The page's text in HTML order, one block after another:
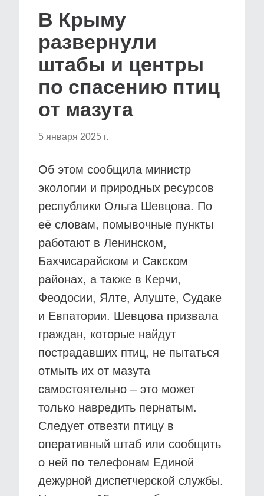
В Крыму
развернули
штабы и центры
по спасению птиц
от мазута
5 января 2025 г.
Об этом сообщила министр
экологии и природных ресурсов
республики Ольга Шевцова. По
её словам, помывочные пункты
работают в Ленинском,
Бахчисарайском и Сакском
районах, а также в Керчи,
Феодосии, Ялте, Алуште, Судаке
и Евпатории. Шевцова призвала
граждан, которые найдут
пострадавших птиц, не пытаться
отмыть их от мазута
самостоятельно – это может
только навредить пернатым.
Следует отвезти птицу в
оперативный штаб или сообщить
о ней по телефонам Единой
дежурной диспетчерской службы.